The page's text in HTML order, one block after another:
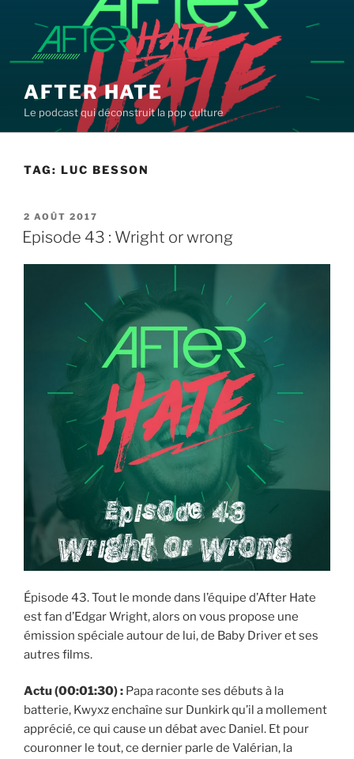
contenu
principal
AFTER HATE
Le podcast qui déconstruit la pop culture
TAG: LUC BESSON
PUBLIÉ
LE
2 AOÛT 2017
Episode 43 : Wright or wrong
Épisode 43. Tout le monde dans l’équipe d’After Hate
est fan d’Edgar Wright, alors on vous propose une
émission spéciale autour de lui, de Baby Driver et ses
autres films.
Actu (00:01:30) : Papa raconte ses débuts à la
batterie, Kwyxz enchaîne sur Dunkirk qu’il a mollement
apprécié, ce qui cause un débat avec Daniel. Et pour
couronner le tout, ce dernier parle de Valérian, la